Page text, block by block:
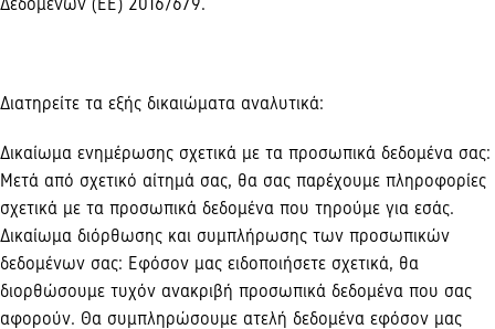
Διατηρείτε τα εξής δικαιώματα αναλυτικά:
Δικαίωμα ενημέρωσης σχετικά με τα προσωπικά δεδομένα σας:
Μετά από σχετικό αίτημά σας, θα σας παρέχουμε πληροφορίες
σχετικά με τα προσωπικά δεδομένα που τηρούμε για εσάς.
Δικαίωμα διόρθωσης και συμπλήρωσης των προσωπικών
δεδομένων σας: Εφόσον μας ειδοποιήσετε σχετικά, θα
διορθώσουμε τυχόν ανακριβή προσωπικά δεδομένα που σας
αφορούν. Θα συμπληρώσουμε ατελή δεδομένα εφόσον μας